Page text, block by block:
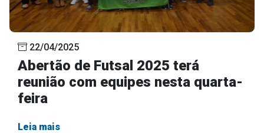
22/04/2025
Abertão de Futsal 2025 terá
reunião com equipes nesta quarta-
feira
Leia mais